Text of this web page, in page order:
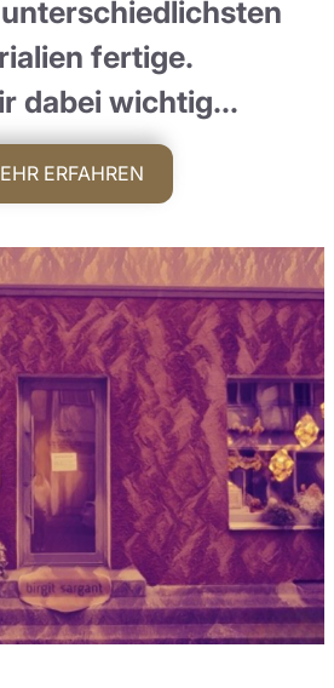
fertige.
dabei wichtig…
ERFAHREN